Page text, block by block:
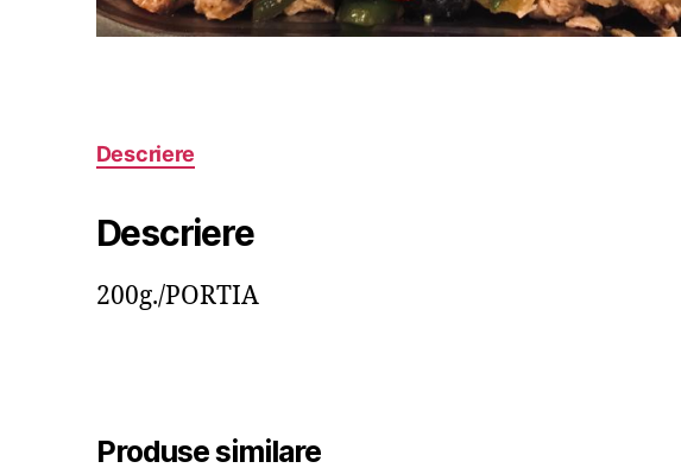
Descriere
Descriere
200g./PORTIA
Produse similare